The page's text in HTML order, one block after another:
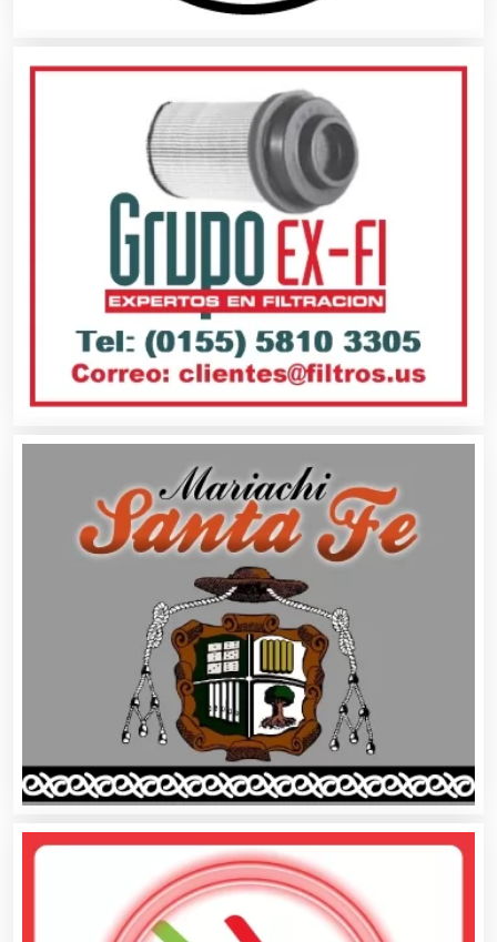
Artículos de Piel
Artículos Deportivos
Artículos Importados
Artículos para el Hogar
Artículos para Regalos
Artículos Personales
Artículos Publicitarios
Aseguradoras
Asesores Técnicos
Asesoría Fiscal